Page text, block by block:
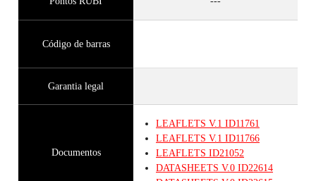
Código de barras
Garantia legal
Documentos
LEAFLETS V.1 ID11761
LEAFLETS V.1 ID11766
LEAFLETS ID21052
DATASHEETS V.0 ID22614